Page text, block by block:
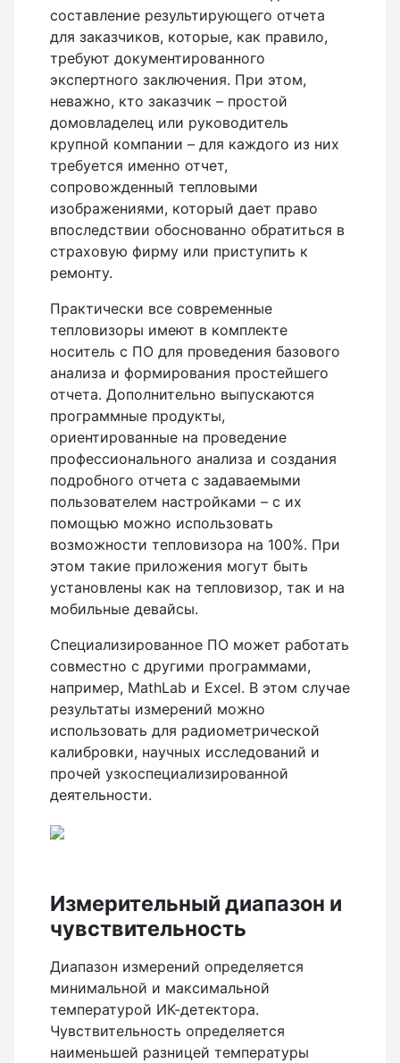
составление результирующего отчета
для заказчиков, которые, как правило,
требуют документированного
экспертного заключения. При этом,
неважно, кто заказчик – простой
домовладелец или руководитель
крупной компании – для каждого из них
требуется именно отчет,
сопровожденный тепловыми
изображениями, который дает право
впоследствии обоснованно обратиться в
страховую фирму или приступить к
ремонту.
Практически все современные
тепловизоры имеют в комплекте
носитель с ПО для проведения базового
анализа и формирования простейшего
отчета. Дополнительно выпускаются
программные продукты,
ориентированные на проведение
профессионального анализа и создания
подробного отчета с задаваемыми
пользователем настройками – с их
помощью можно использовать
возможности тепловизора на 100%. При
этом такие приложения могут быть
установлены как на тепловизор, так и на
мобильные девайсы.
Специализированное ПО может работать
совместно с другими программами,
например, MathLab и Excel. В этом случае
результаты измерений можно
использовать для радиометрической
калибровки, научных исследований и
прочей узкоспециализированной
деятельности.
Измерительный диапазон и
чувствительность
Диапазон измерений определяется
минимальной и максимальной
температурой ИК-детектора.
Чувствительность определяется
наименьшей разницей температуры